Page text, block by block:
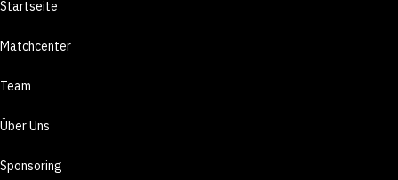
Startseite
Matchcenter
Team
Über Uns
Sponsoring